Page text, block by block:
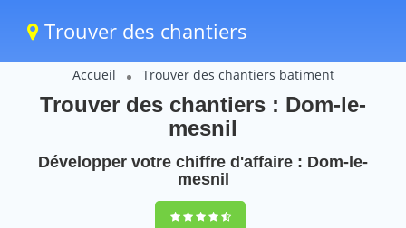
Trouver des chantiers
Accueil Trouver des chantiers batiment
Trouver des chantiers : Dom-le-
mesnil
Développer votre chiffre d'affaire : Dom-le-
mesnil